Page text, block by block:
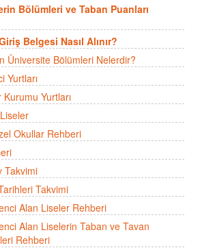
Bölümleri ve Taban Puanları
Belgesi Nasıl Alınır?
Üniversite Bölümleri Nelerdir?
Yurtları
Yurtları
Okullar Rehberi
Takvimi
Takvimi
Alan Liseler Rehberi
Alan Liselerin Taban ve Tavan
Rehberi